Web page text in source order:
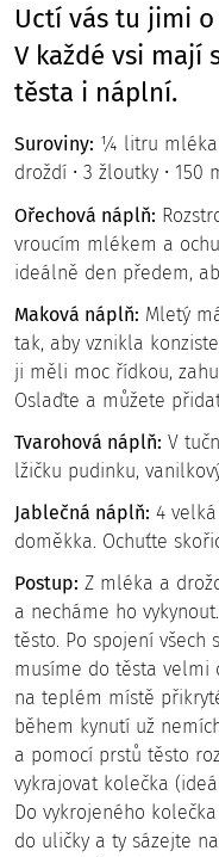
Uctí vás tu jimi
V každé vsi mají
těsta i náplní.
Suroviny: ¼ litru mléka
droždí • 3 žloutky • 150
Ořechová náplň:
vroucím mlékem a
ideálně den předem,
Maková náplň: Mletý
tak, aby vznikla
ji měli moc řídkou,
Oslaďte a můžete
Tvarohová náplň: V
lžičku pudinku,
Jablečná náplň: 4
doměkka. Ochuťte
Postup: Z mléka a
a necháme ho
těsto. Po spojení všech
musíme do těsta velmi
na teplém místě
během kynutí už
a pomocí prstů těsto
vykrajovat kolečka
Do vykrojeného
do uličky a ty sázejte